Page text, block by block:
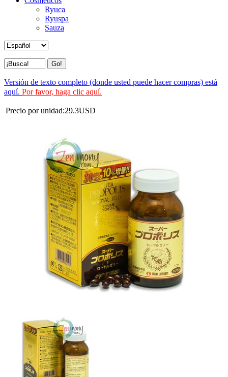
Ryuca
Ryuspa
Sauza
Versión de texto completo (donde usted puede hacer compras) está
aquí. Por favor, haga clic aquí.
Precio por unidad:29.3USD